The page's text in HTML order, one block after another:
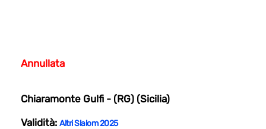
Annullata
Chiaramonte Gulfi - (RG) (Sicilia)
Validità: Altri Slalom 2025